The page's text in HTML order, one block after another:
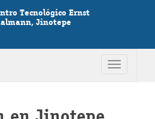
Tecnológico Ernst
Jinotepe
Toggle